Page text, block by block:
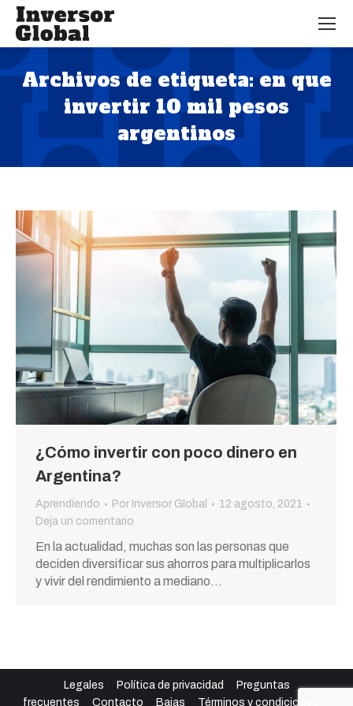
Archivos de etiqueta:en que
invertir 10 mil pesos
argentinos
Estás aquí:
¿Cómo invertir con poco dinero en
Argentina?
Aprendiendo Por Inversor Global
12 agosto, 2021
Deja un comentario
En la actualidad, muchas son las personas que
deciden diversificar sus ahorros para multiplicarlos
y vivir del rendimiento a mediano…
Legales Política de privacidad
Preguntas
frecuentes
Contacto Bajas Términos y condiciones